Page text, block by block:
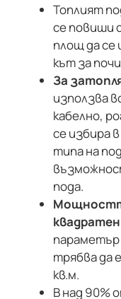
Топлият
се повиши
площ да се
кът за
За
използва
кабелно,
се избира
типа на
пода.
параметър
трябва да
кв.м.
В над 90%